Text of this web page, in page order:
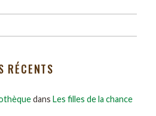
RÉCENTS
dans Les filles de la chance